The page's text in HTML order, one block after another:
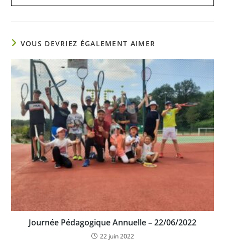
VOUS DEVRIEZ ÉGALEMENT AIMER
Journée Pédagogique Annuelle – 22/06/2022
22 juin 2022